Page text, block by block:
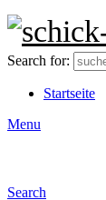
Search for:
Startseite
Menu
Search